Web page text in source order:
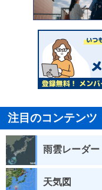
注目のコンテンツ
雨雲レーダー
天気図